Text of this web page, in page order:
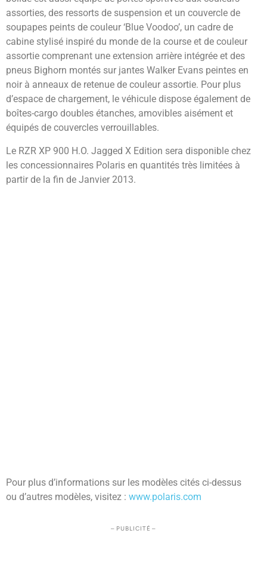
assorties, des ressorts de suspension et un couvercle de
soupapes peints de couleur ‘Blue Voodoo’, un cadre de
cabine stylisé inspiré du monde de la course et de couleur
assortie comprenant une extension arrière intégrée et des
pneus Bighorn montés sur jantes Walker Evans peintes en
noir à anneaux de retenue de couleur assortie. Pour plus
d’espace de chargement, le véhicule dispose également de
boîtes-cargo doubles étanches, amovibles aisément et
équipés de couvercles verrouillables.
Le RZR XP 900 H.O. Jagged X Edition sera disponible chez
les concessionnaires Polaris en quantités très limitées à
partir de la fin de Janvier 2013.
Pour plus d’informations sur les modèles cités ci-dessus
ou d’autres modèles, visitez : www.polaris.com
– PUBLICITÉ –